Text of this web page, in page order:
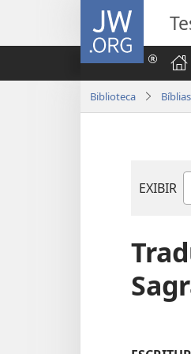
JW.ORG
Biblioteca Bíblias
EXIBIR